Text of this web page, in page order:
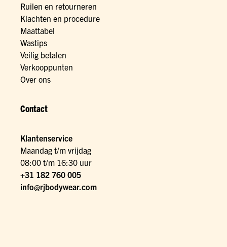
Ruilen en retourneren
Klachten en procedure
Maattabel
Wastips
Veilig betalen
Verkooppunten
Over ons
Contact
Klantenservice
Maandag t/m vrijdag
08:00 t/m 16:30 uur
+31 182 760 005
info@rjbodywear.com